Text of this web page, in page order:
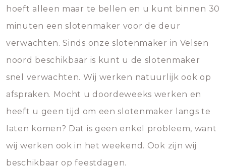
hoeft alleen maar te bellen en u kunt binnen 30
minuten een slotenmaker voor de deur
verwachten. Sinds onze slotenmaker in Velsen
noord beschikbaar is kunt u de slotenmaker
snel verwachten. Wij werken natuurlijk ook op
afspraken. Mocht u doordeweeks werken en
heeft u geen tijd om een slotenmaker langs te
laten komen? Dat is geen enkel probleem, want
wij werken ook in het weekend. Ook zijn wij
beschikbaar op feestdagen.